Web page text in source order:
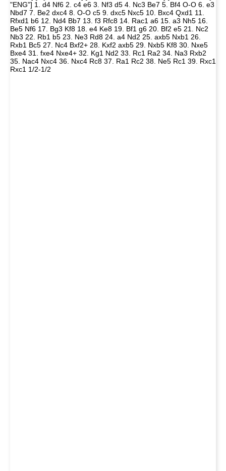
"ENG"] 1. d4 Nf6 2. c4 e6 3. Nf3 d5 4. Nc3 Be7 5. Bf4 O-O 6. e3
Nbd7 7. Be2 dxc4 8. O-O c5 9. dxc5 Nxc5 10. Bxc4 Qxd1 11.
Rfxd1 b6 12. Nd4 Bb7 13. f3 Rfc8 14. Rac1 a6 15. a3 Nh5 16.
Be5 Nf6 17. Bg3 Kf8 18. e4 Ke8 19. Bf1 g6 20. Bf2 e5 21. Nc2
Nb3 22. Rb1 b5 23. Ne3 Rd8 24. a4 Nd2 25. axb5 Nxb1 26.
Rxb1 Bc5 27. Nc4 Bxf2+ 28. Kxf2 axb5 29. Nxb5 Kf8 30. Nxe5
Bxe4 31. fxe4 Nxe4+ 32. Kg1 Nd2 33. Rc1 Ra2 34. Na3 Rxb2
35. Nac4 Nxc4 36. Nxc4 Rc8 37. Ra1 Rc2 38. Ne5 Rc1 39. Rxc1
Rxc1 1/2-1/2